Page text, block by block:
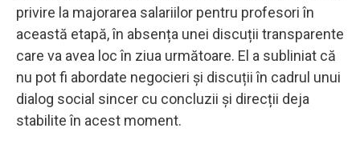
privire la majorarea salariilor pentru profesori în
această etapă, în absența unei discuții transparente
care va avea loc în ziua următoare. El a subliniat că
nu pot fi abordate negocieri și discuții în cadrul unui
dialog social sincer cu concluzii și direcții deja
stabilite în acest moment.